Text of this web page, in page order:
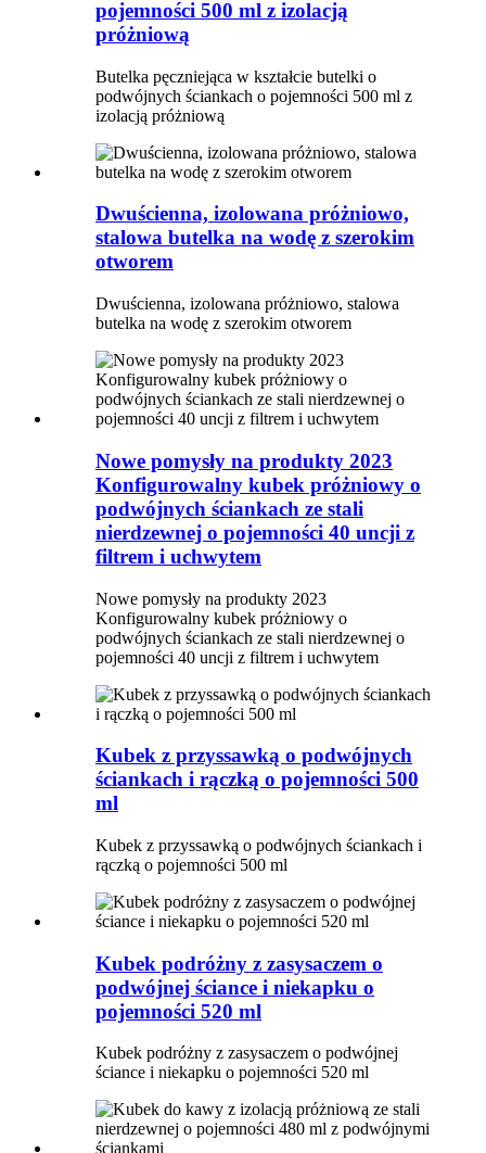
pojemności 500 ml z izolacją
próżniową
Butelka pęczniejąca w kształcie butelki o
podwójnych ściankach o pojemności 500 ml z
izolacją próżniową
Dwuścienna, izolowana próżniowo,
stalowa butelka na wodę z szerokim
otworem
Dwuścienna, izolowana próżniowo, stalowa
butelka na wodę z szerokim otworem
Nowe pomysły na produkty 2023
Konfigurowalny kubek próżniowy o
podwójnych ściankach ze stali
nierdzewnej o pojemności 40 uncji z
filtrem i uchwytem
Nowe pomysły na produkty 2023
Konfigurowalny kubek próżniowy o
podwójnych ściankach ze stali nierdzewnej o
pojemności 40 uncji z filtrem i uchwytem
Kubek z przyssawką o podwójnych
ściankach i rączką o pojemności 500
ml
Kubek z przyssawką o podwójnych ściankach i
rączką o pojemności 500 ml
Kubek podróżny z zasysaczem o
podwójnej ściance i niekapku o
pojemności 520 ml
Kubek podróżny z zasysaczem o podwójnej
ściance i niekapku o pojemności 520 ml